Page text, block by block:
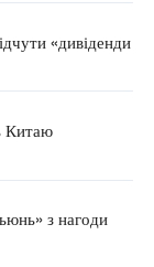
«дивіденди
Китаю
з нагоди